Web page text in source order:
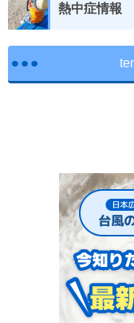
熱中症情報